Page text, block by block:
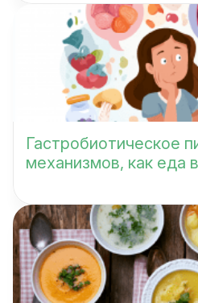
Гастробиотическое
механизмов, как еда